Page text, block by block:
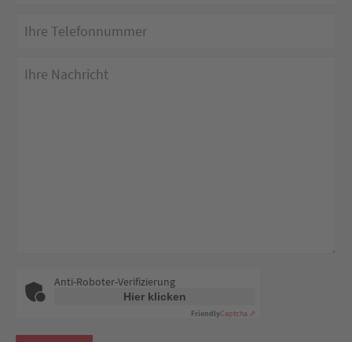
Anti-Roboter-Verifizierung
Hier klicken
FriendlyCaptcha ⇗